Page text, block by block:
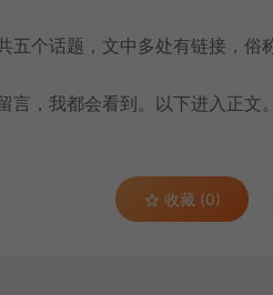
五个话题，文中多处有链接，俗
言，我都会看到。以下进入正文。
收藏 (0)